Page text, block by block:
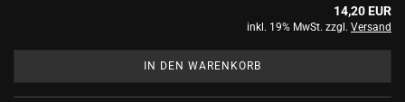
14,20 EUR
inkl. 19% MwSt. zzgl. Versand
IN DEN WARENKORB